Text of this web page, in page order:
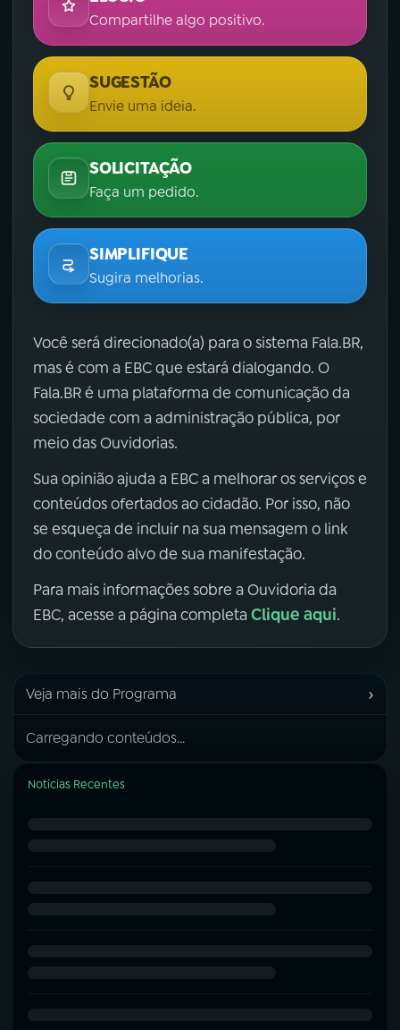
Compartilhe algo positivo.
SUGESTÃO
Envie uma ideia.
SOLICITAÇÃO
Faça um pedido.
SIMPLIFIQUE
Sugira melhorias.
Você será direcionado(a) para o sistema Fala.BR,
mas é com a EBC que estará dialogando. O
Fala.BR é uma plataforma de comunicação da
sociedade com a administração pública, por
meio das Ouvidorias.
Sua opinião ajuda a EBC a melhorar os serviços e
conteúdos ofertados ao cidadão. Por isso, não
se esqueça de incluir na sua mensagem o link
do conteúdo alvo de sua manifestação.
Para mais informações sobre a Ouvidoria da
EBC, acesse a página completa Clique aqui.
Veja mais do Programa ›
Carregando conteúdos...
Notícias Recentes